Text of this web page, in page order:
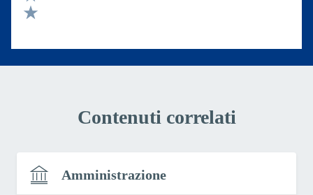
Valuta 2 stelle su 5
Contenuti correlati
Amministrazione